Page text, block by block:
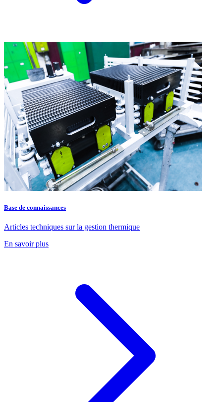
Base de connaissances
Articles techniques sur la gestion thermique
En savoir plus